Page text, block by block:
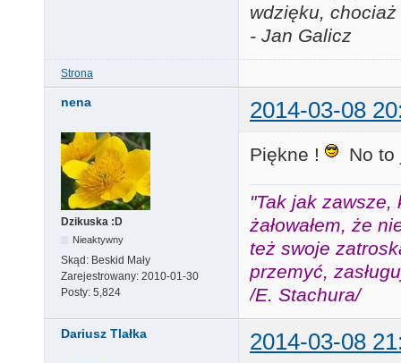
wdzięku,
- Jan Galicz
Strona
nena 2014-03-08
Dzikuska :D
Nieaktywny
Skąd: Beskid Mały
Zarejestrowany: 2010-01-30
Posty: 5,824
Piękne ! No to
"Tak jak zawsze,
żałowałem, że
też swoje
przemyć,
/E. Stachura/
Dariusz Tlałka 2014-03-08